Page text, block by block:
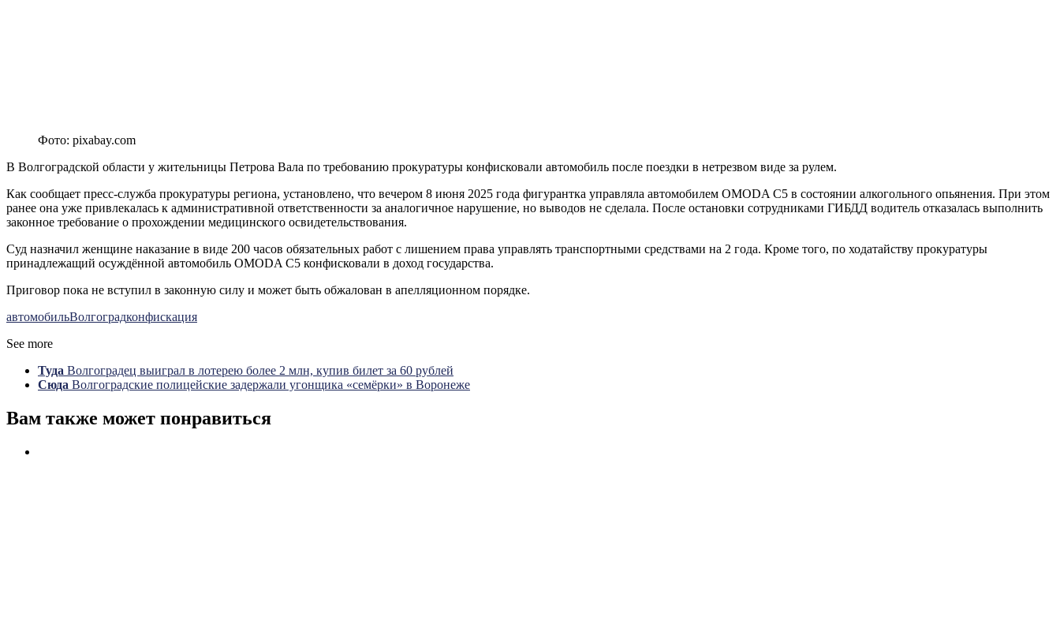
Фото: pixabay.com
В Волгоградской области у жительницы Петрова Вала по требованию прокуратуры конфисковали автомобиль после поездки в нетрезвом виде за рулем.
Как сообщает пресс-служба прокуратуры региона, установлено, что вечером 8 июня 2025 года фигурантка управляла автомобилем OMODA C5 в состоянии алкогольного опьянения. При этом
ранее она уже привлекалась к административной ответственности за аналогичное нарушение, но выводов не сделала. После остановки сотрудниками ГИБДД водитель отказалась выполнить
законное требование о прохождении медицинского освидетельствования.
Суд назначил женщине наказание в виде 200 часов обязательных работ с лишением права управлять транспортными средствами на 2 года. Кроме того, по ходатайству прокуратуры
принадлежащий осуждённой автомобиль OMODA C5 конфисковали в доход государства.
Приговор пока не вступил в законную силу и может быть обжалован в апелляционном порядке.
автомобильВолгоградконфискация
See more
Туда Волгоградец выиграл в лотерею более 2 млн, купив билет за 60 рублей
Сюда Волгоградские полицейские задержали угонщика «семёрки» в Воронеже
Вам также может понравиться